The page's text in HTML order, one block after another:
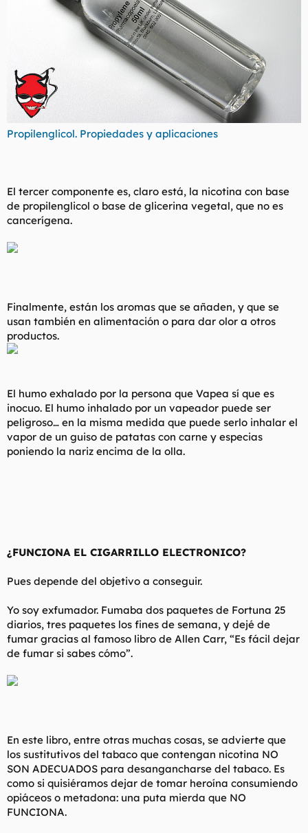
Propilenglicol. Propiedades y aplicaciones
El tercer componente es, claro está, la nicotina con base
de propilenglicol o base de glicerina vegetal, que no es
cancerígena.
Finalmente, están los aromas que se añaden, y que se
usan también en alimentación o para dar olor a otros
productos.
El humo exhalado por la persona que Vapea sí que es
inocuo. El humo inhalado por un vapeador puede ser
peligroso… en la misma medida que puede serlo inhalar el
vapor de un guiso de patatas con carne y especias
poniendo la nariz encima de la olla.
¿FUNCIONA EL CIGARRILLO ELECTRONICO?
Pues depende del objetivo a conseguir.
Yo soy exfumador. Fumaba dos paquetes de Fortuna 25
diarios, tres paquetes los fines de semana, y dejé de
fumar gracias al famoso libro de Allen Carr, “Es fácil dejar
de fumar si sabes cómo”.
En este libro, entre otras muchas cosas, se advierte que
los sustitutivos del tabaco que contengan nicotina NO
SON ADECUADOS para desangancharse del tabaco. Es
como si quisiéramos dejar de tomar heroína consumiendo
opiáceos o metadona: una puta mierda que NO
FUNCIONA.